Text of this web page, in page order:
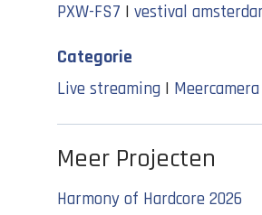
PXW-FS7 | vestival
Categorie
Live streaming |
Meer Projecten
Harmony of Hardcore 2026